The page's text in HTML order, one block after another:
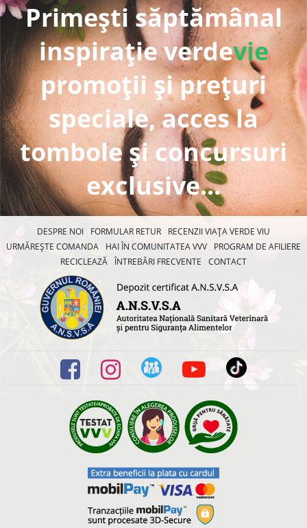
Primești săptămânal
inspirație verdevie
promoții și prețuri
speciale, acces la
tombole și concursuri
exclusive...
DESPRE NOI FORMULAR RETUR
RECENZII VIAȚA VERDE VIU
URMĂREȘTE COMANDA
HAI ÎN COMUNITATEA VVV
PROGRAM DE AFILIERE
RECICLEAZĂ ÎNTREBĂRI FRECVENTE CONTACT